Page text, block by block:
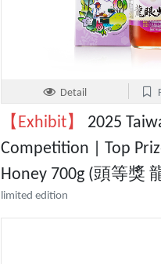
Detail
【Exhibit】
2025
Competition | Top
Honey 700g (頭等獎
limited edition